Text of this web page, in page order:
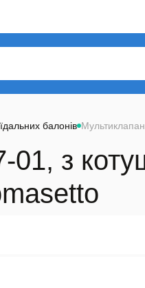
балонів
01, з